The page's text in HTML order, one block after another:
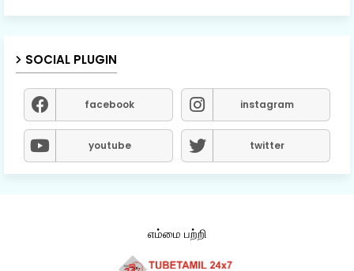
SOCIAL PLUGIN
facebook instagram
youtube twitter
எம்மை பற்றி